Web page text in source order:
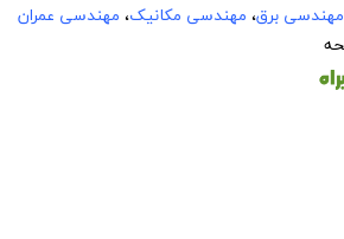
مهندسی برق، مهندسی مکانیک، مهندسی عمران